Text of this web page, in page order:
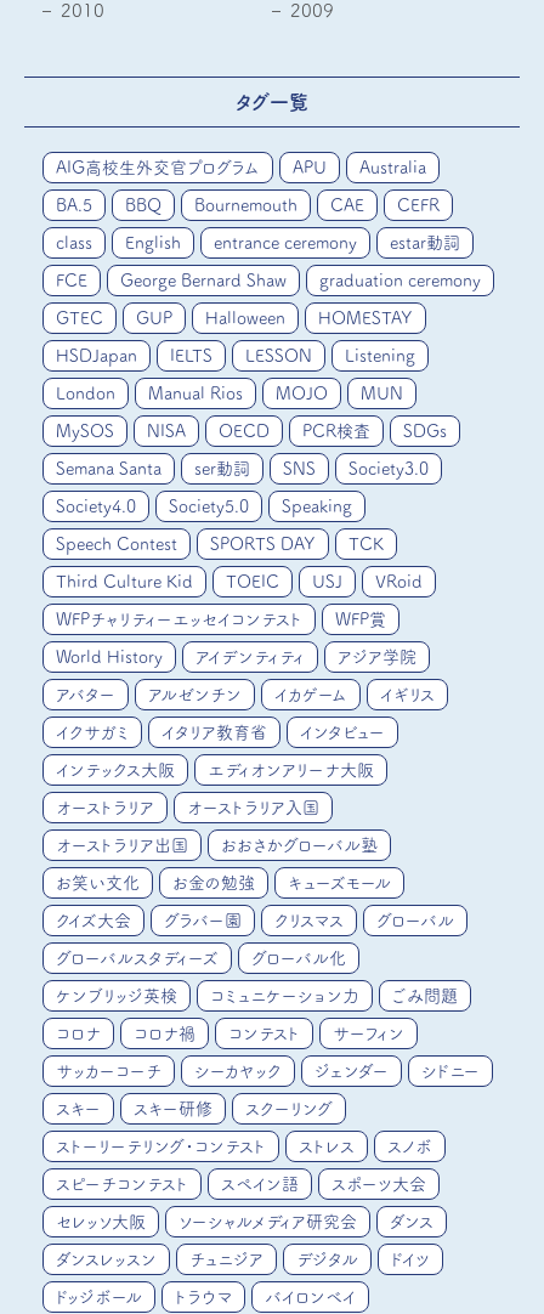
2010
2009
タグ一覧
AIG高校生外交官プログラム APU Australia
BA.5 BBQ Bournemouth CAE CEFR
class English entrance ceremony estar動詞
FCE George Bernard Shaw graduation ceremony
GTEC GUP Halloween HOMESTAY
HSDJapan IELTS LESSON Listening
London Manual Rios MOJO MUN
MySOS NISA OECD PCR検査 SDGs
Semana Santa ser動詞 SNS Society3.0
Society4.0 Society5.0 Speaking
Speech Contest SPORTS DAY TCK
Third Culture Kid TOEIC USJ VRoid
WFPチャリティーエッセイコンテスト WFP賞
World History アイデンティティ アジア学院
アバター アルゼンチン イカゲーム イギリス
イクサガミ イタリア教育省 インタビュー
インテックス大阪 エディオンアリーナ大阪
オーストラリア オーストラリア入国
オーストラリア出国 おおさかグローバル塾
お笑い文化 お金の勉強 キューズモール
クイズ大会 グラバー園 クリスマス グローバル
グローバルスタディーズ グローバル化
ケンブリッジ英検 コミュニケーション力 ごみ問題
コロナ コロナ禍 コンテスト サーフィン
サッカーコーチ シーカヤック ジェンダー シドニー
スキー スキー研修 スクーリング
ストーリーテリング・コンテスト ストレス スノボ
スピーチコンテスト スペイン語 スポーツ大会
セレッソ大阪 ソーシャルメディア研究会 ダンス
ダンスレッスン チュニジア デジタル ドイツ
ドッジボール トラウマ バイロンベイ